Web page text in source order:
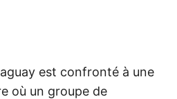
est confronté à une
où un groupe de